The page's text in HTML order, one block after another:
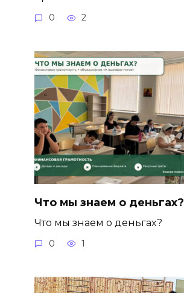
0 2
Что мы знаем о деньгах?
Что мы знаем о деньгах?
0 1